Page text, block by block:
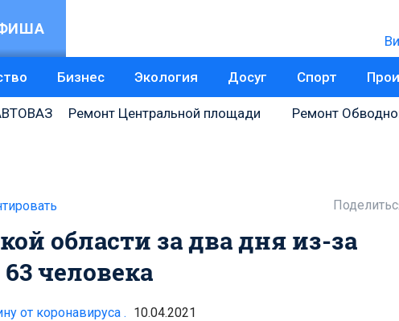
Бизнес Экология Досуг Спорт
Ремонт Центральной площади Ремонт
области за два дня из-за
человека
от коронавируса . 10.04.2021